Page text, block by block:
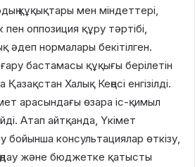
құқықтары мен міндеттері,
пен оппозиция құру тәртібі,
әдеп нормалары бекітілген.
бастамасы құқығы берілетін
Халық Кеңесі енгізілді.
арасындағы өзара іс-қимыл
Атап айтқанда, Үкімет
бойынша консультациялар өткізу,
және бюджетке қатысты